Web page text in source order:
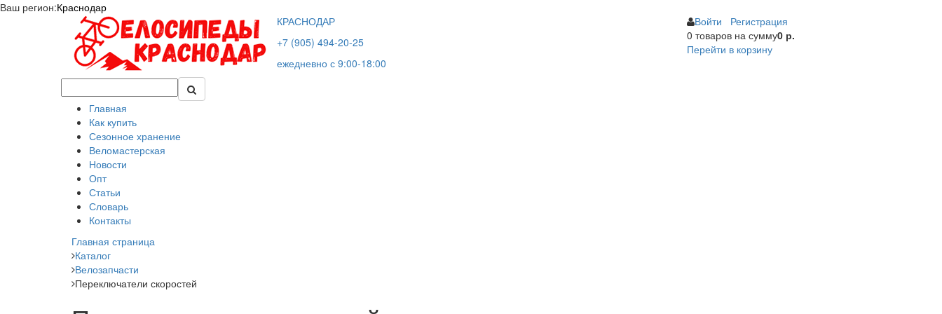
Ваш регион:Краснодар
КРАСНОДАР
+7 (905) 494-20-25
ежедневно с 9:00-18:00
Войти
Регистрация
0 товаровна сумму0 р.
Перейти в корзину
Главная
Как купить
Сезонное хранение
Веломастерская
Новости
Опт
Статьи
Словарь
Контакты
Главная страница
Каталог
Велозапчасти
Переключатели скоростей